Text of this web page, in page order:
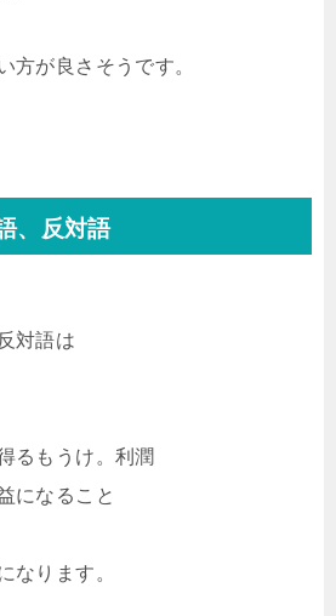
方が良さそうです。
、反対語
対語は
るもうけ。利潤
になること
なります。